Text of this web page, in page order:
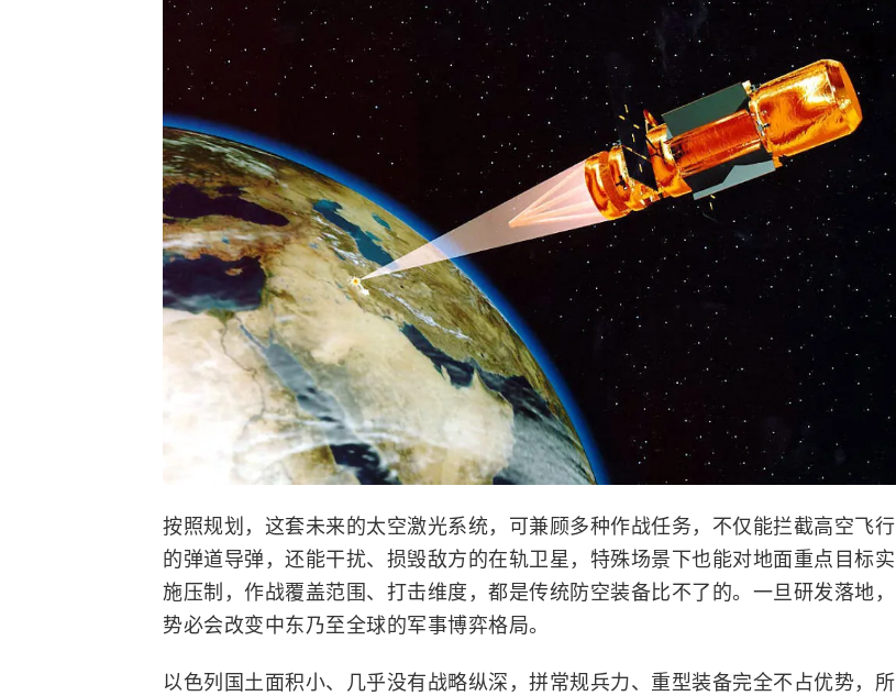
按照规划，这套未来的太空激光系统，可兼顾多种作战任务，不仅能拦截高空飞行
的弹道导弹，还能干扰、损毁敌方的在轨卫星，特殊场景下也能对地面重点目标实
施压制，作战覆盖范围、打击维度，都是传统防空装备比不了的。一旦研发落地，
势必会改变中东乃至全球的军事博弈格局。
以色列国土面积小、几乎没有战略纵深，拼常规兵力、重型装备完全不占优势，所